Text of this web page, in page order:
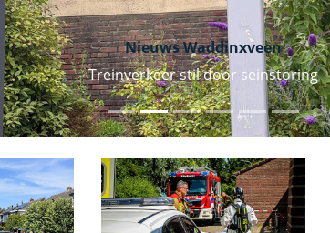
Nieuws Waddinxveen
Treinverkeer stil door seinstoring